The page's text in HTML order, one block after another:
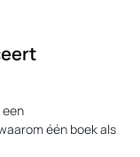
een
één boek als